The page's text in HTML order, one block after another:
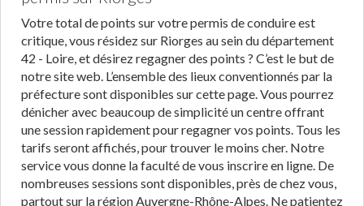
Votre total de points sur votre permis de conduire est
critique, vous résidez sur Riorges au sein du département
42 - Loire, et désirez regagner des points ? C’est le but de
notre site web. L’ensemble des lieux conventionnés par la
préfecture sont disponibles sur cette page. Vous pourrez
dénicher avec beaucoup de simplicité un centre offrant
une session rapidement pour regagner vos points. Tous les
tarifs seront affichés, pour trouver le moins cher. Notre
service vous donne la faculté de vous inscrire en ligne. De
nombreuses sessions sont disponibles, près de chez vous,
partout sur la région Auvergne-Rhône-Alpes. Ne patientez